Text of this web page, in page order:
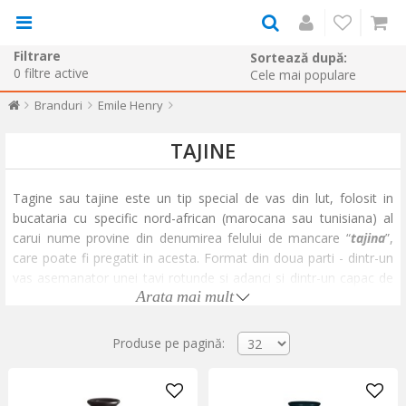
Filtrare
0 filtre active
Sortează după:
Branduri Emile Henry
TAJINE
Tagine sau tajine este un tip special de vas din lut, folosit in
bucataria cu specific nord-african (marocana sau tunisiana) al
carui nume provine din denumirea felului de mancare “tajina”,
care poate fi pregatit in acesta. Format din doua parti - dintr-un
vas asemanator unei tavi rotunde si adanci si dintr-un capac de
forma conica, prevazut cu un maner la varf pentru o manevrare
Emile Henry este creat din ceramica
conceputa pentru a fi folosita in siguranta si la flacara, nu doar la
Arata mai mult
Produse pe pagină: